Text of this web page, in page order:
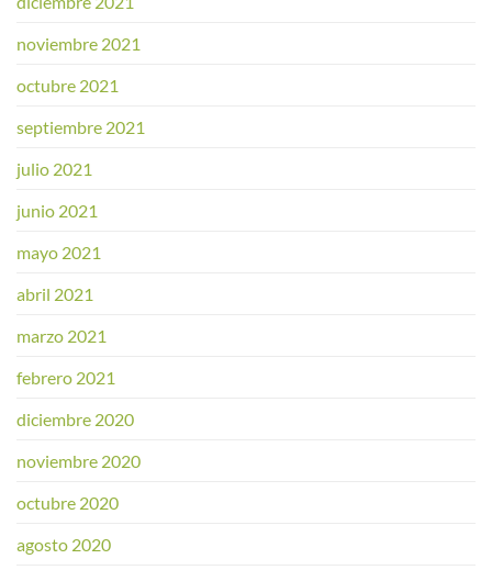
noviembre 2021
octubre 2021
septiembre 2021
julio 2021
junio 2021
mayo 2021
abril 2021
marzo 2021
febrero 2021
diciembre 2020
noviembre 2020
octubre 2020
agosto 2020